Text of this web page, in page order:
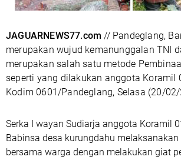
JAGUARNEWS77.com // Pandeglang,
merupakan wujud kemanunggalan TNI
merupakan salah satu metode
seperti yang dilakukan anggota Koramil
Kodim 0601/Pandeglang, Selasa (20/
Serka I wayan Sudiarja anggota Koramil
Babinsa desa kurungdahu
bersama warga dengan melakukan giat